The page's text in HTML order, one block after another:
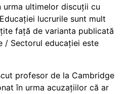
urma ultimelor discuții cu
lucrurile sunt mult
față de varianta publicată
/ Sectorul educației este
profesor de la Cambridge
în urma acuzațiilor că ar